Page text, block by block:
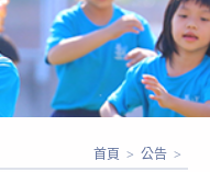
首頁 > 公告 >